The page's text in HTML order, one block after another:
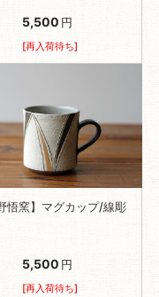
5,500 円
[再入荷待ち]
悟窯】マグカップ/線彫
5,500 円
[再入荷待ち]